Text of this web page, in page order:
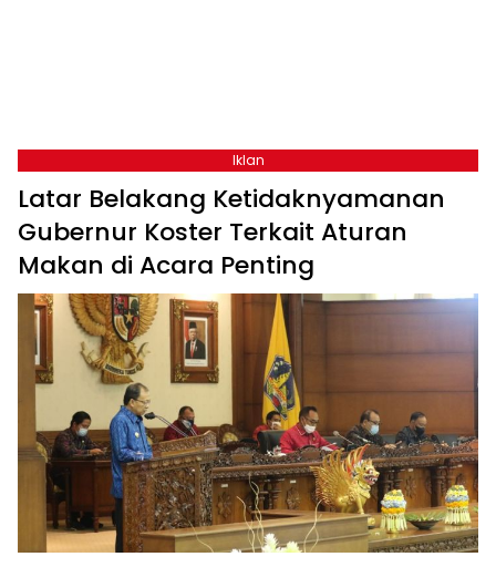
Iklan
Latar Belakang Ketidaknyamanan
Gubernur Koster Terkait Aturan
Makan di Acara Penting